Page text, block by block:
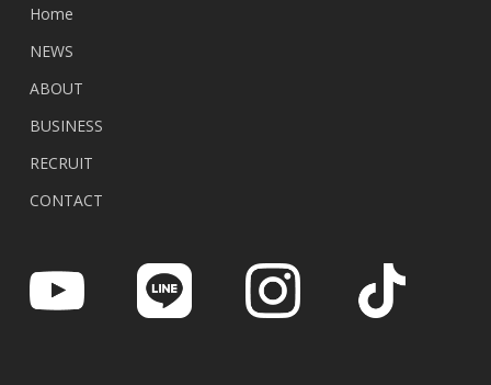
Home
NEWS
ABOUT
BUSINESS
RECRUIT
CONTACT